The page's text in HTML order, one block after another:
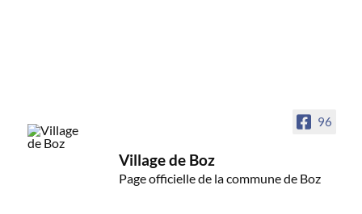
96
Village de Boz
Page officielle de la commune de Boz